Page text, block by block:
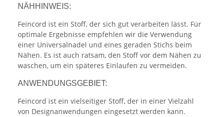
NÄHHINWEIS:
Feincord ist ein Stoff, der sich gut verarbeiten lässt. Für
optimale Ergebnisse empfehlen wir die Verwendung
einer Universalnadel und eines geraden Stichs beim
Nähen. Es ist auch ratsam, den Stoff vor dem Nähen zu
waschen, um ein späteres Einlaufen zu vermeiden.
ANWENDUNGSGEBIET:
Feincord ist ein vielseitiger Stoff, der in einer Vielzahl
von Designanwendungen eingesetzt werden kann.